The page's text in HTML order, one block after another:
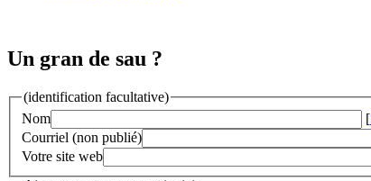
Un gran de sau ?
(identification facultative)
Nom
[
Courriel (non publié)
Votre site web